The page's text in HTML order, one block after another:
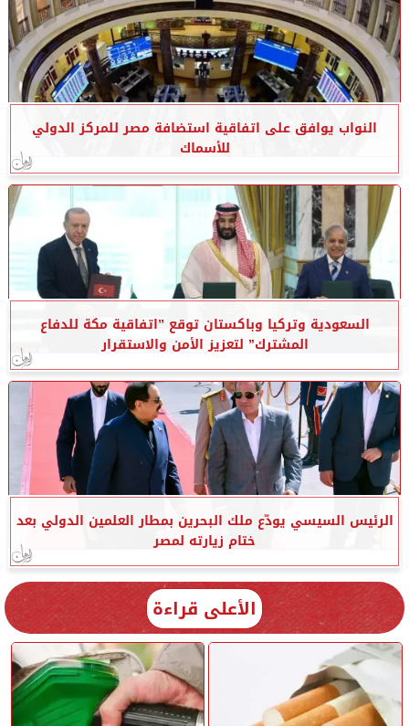
النواب يوافق على اتفاقية استضافة مصر للمركز الدولي
للأسماك
السعودية وتركيا وباكستان توقع ”اتفاقية مكة للدفاع
المشترك” لتعزيز الأمن والاستقرار
الرئيس السيسي يودّع ملك البحرين بمطار العلمين الدولي بعد
ختام زيارته لمصر
الأعلى قراءة